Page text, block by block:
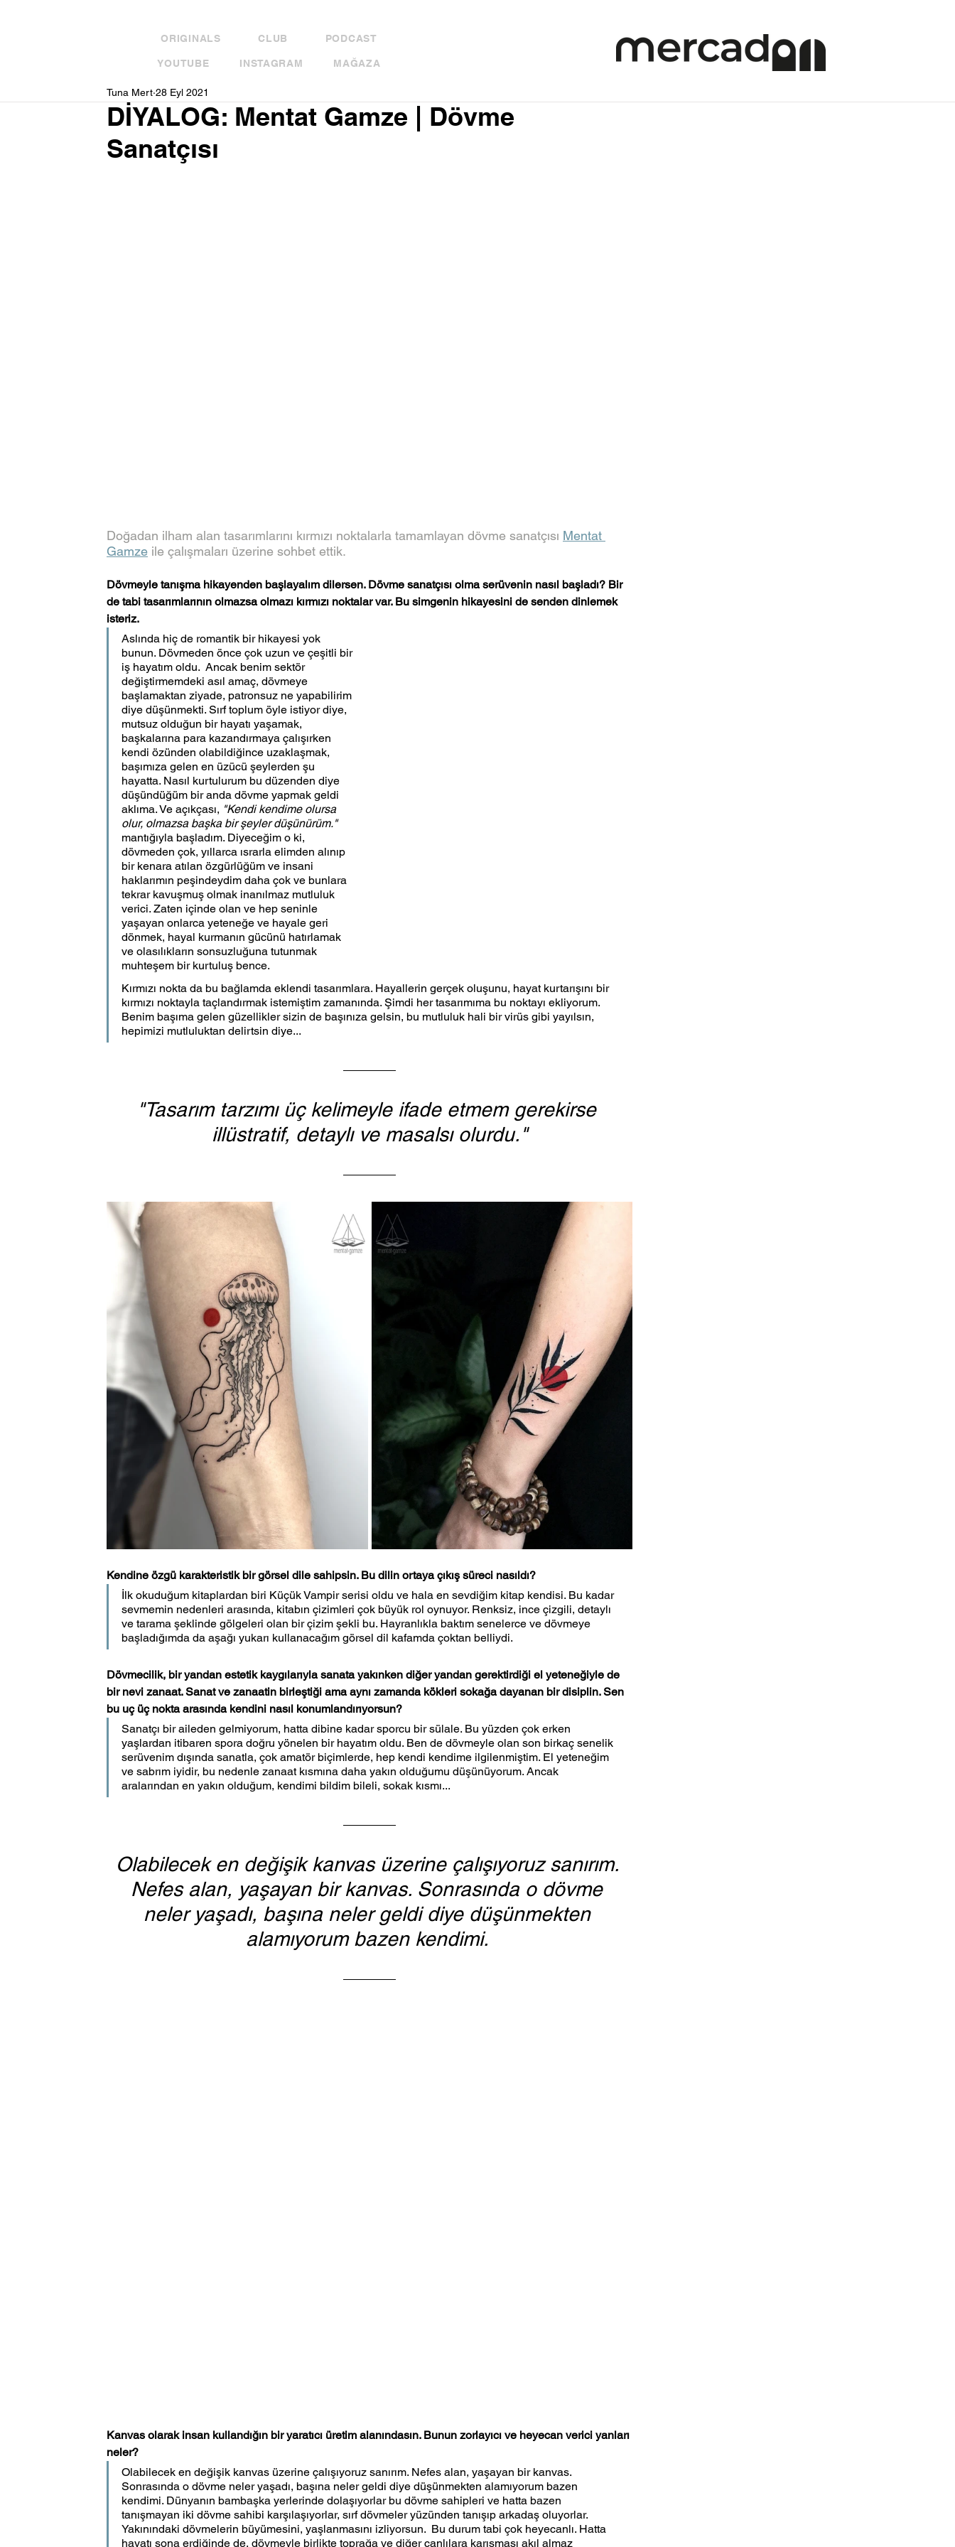
ORIGINALS CLUB PODCAST
YOUTUBE INSTAGRAM MAĞAZA
DİYALOG: Mentat Gamze | Dövme
Sanatçısı
Tuna Mert 28 Eyl 2021
Doğadan ilham alan tasarımlarını kırmızı noktalarla tamamlayan dövme sanatçısı Mentat
Gamze ile çalışmaları üzerine sohbet ettik.
Dövmeyle tanışma hikayenden başlayalım dilersen. Dövme sanatçısı olma serüvenin nasıl başladı? Bir
de tabi tasarımlarının olmazsa olmazı kırmızı noktalar var. Bu simgenin hikayesini de senden dinlemek
isteriz.
Aslında hiç de romantik bir hikayesi yok
bunun. Dövmeden önce çok uzun ve çeşitli bir
iş hayatım oldu.  Ancak benim sektör
değiştirmemdeki asıl amaç, dövmeye
başlamaktan ziyade, patronsuz ne yapabilirim
diye düşünmekti. Sırf toplum öyle istiyor diye,
mutsuz olduğun bir hayatı yaşamak,
başkalarına para kazandırmaya çalışırken
kendi özünden olabildiğince uzaklaşmak,
başımıza gelen en üzücü şeylerden şu
hayatta. Nasıl kurtulurum bu düzenden diye
düşündüğüm bir anda dövme yapmak geldi
aklıma. Ve açıkçası, "Kendi kendime olursa
olur, olmazsa başka bir şeyler düşünürüm."
mantığıyla başladım. Diyeceğim o ki,
dövmeden çok, yıllarca ısrarla elimden alınıp
bir kenara atılan özgürlüğüm ve insani
haklarımın peşindeydim daha çok ve bunlara
tekrar kavuşmuş olmak inanılmaz mutluluk
verici. Zaten içinde olan ve hep seninle
yaşayan onlarca yeteneğe ve hayale geri
dönmek, hayal kurmanın gücünü hatırlamak
ve olasılıkların sonsuzluğuna tutunmak
muhteşem bir kurtuluş bence.
Kırmızı nokta da bu bağlamda eklendi tasarımlara. Hayallerin gerçek oluşunu, hayat kurtarışını bir
kırmızı noktayla taçlandırmak istemiştim zamanında. Şimdi her tasarımıma bu noktayı ekliyorum.
Benim başıma gelen güzellikler sizin de başınıza gelsin, bu mutluluk hali bir virüs gibi yayılsın,
hepimizi mutluluktan delirtsin diye...
"Tasarım tarzımı üç kelimeyle ifade etmem gerekirse
illüstratif, detaylı ve masalsı olurdu."
Kendine özgü karakteristik bir görsel dile sahipsin. Bu dilin ortaya çıkış süreci nasıldı?
İlk okuduğum kitaplardan biri Küçük Vampir serisi oldu ve hala en sevdiğim kitap kendisi. Bu kadar
sevmemin nedenleri arasında, kitabın çizimleri çok büyük rol oynuyor. Renksiz, ince çizgili, detaylı
ve tarama şeklinde gölgeleri olan bir çizim şekli bu. Hayranlıkla baktım senelerce ve dövmeye
başladığımda da aşağı yukarı kullanacağım görsel dil kafamda çoktan belliydi.
Dövmecilik, bir yandan estetik kaygılarıyla sanata yakınken diğer yandan gerektirdiği el yeteneğiyle de
bir nevi zanaat. Sanat ve zanaatin birleştiği ama aynı zamanda kökleri sokağa dayanan bir disiplin. Sen
bu uç üç nokta arasında kendini nasıl konumlandırıyorsun?
Sanatçı bir aileden gelmiyorum, hatta dibine kadar sporcu bir sülale. Bu yüzden çok erken
yaşlardan itibaren spora doğru yönelen bir hayatım oldu. Ben de dövmeyle olan son birkaç senelik
serüvenim dışında sanatla, çok amatör biçimlerde, hep kendi kendime ilgilenmiştim. El yeteneğim
ve sabrım iyidir, bu nedenle zanaat kısmına daha yakın olduğumu düşünüyorum. Ancak
aralarından en yakın olduğum, kendimi bildim bileli, sokak kısmı...
Olabilecek en değişik kanvas üzerine çalışıyoruz sanırım.
Nefes alan, yaşayan bir kanvas. Sonrasında o dövme
neler yaşadı, başına neler geldi diye düşünmekten
alamıyorum bazen kendimi.
Kanvas olarak insan kullandığın bir yaratıcı üretim alanındasın. Bunun zorlayıcı ve heyecan verici yanları
neler?
Olabilecek en değişik kanvas üzerine çalışıyoruz sanırım. Nefes alan, yaşayan bir kanvas.
Sonrasında o dövme neler yaşadı, başına neler geldi diye düşünmekten alamıyorum bazen
kendimi. Dünyanın bambaşka yerlerinde dolaşıyorlar bu dövme sahipleri ve hatta bazen
tanışmayan iki dövme sahibi karşılaşıyorlar, sırf dövmeler yüzünden tanışıp arkadaş oluyorlar.
Yakınındaki dövmelerin büyümesini, yaşlanmasını izliyorsun.  Bu durum tabi çok heyecanlı. Hatta
hayatı sona erdiğinde de, dövmeyle birlikte toprağa ve diğer canlılara karışması akıl almaz